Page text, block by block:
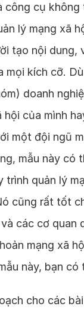
công cụ không
lý mạng xã
tạo nội dung,
mọi kích cỡ.
doanh
hội của mình
một đội ngũ
mẫu này có
trình quản lý
cũng rất tốt
các cơ quan
mạng xã
này, bạn có
cho các